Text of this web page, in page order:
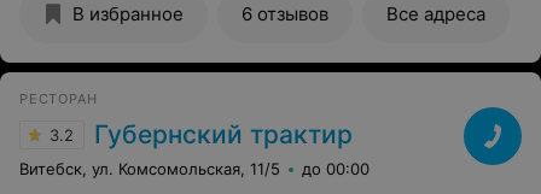
В избранное 6 отзывов Все адреса
РЕСТОРАН
3.2 Губернский трактир
Витебск, ул. Комсомольская, 11/5 до 00:00